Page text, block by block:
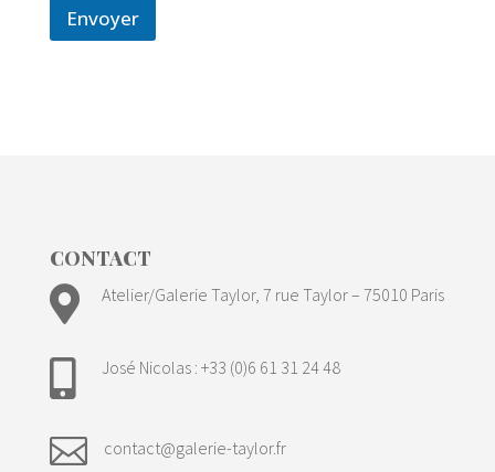
Envoyer
CONTACT
 Atelier/Galerie Taylor, 7 rue Taylor – 75010 Paris
 José Nicolas : +33 (0)6 61 31 24 48
 contact@galerie-taylor.fr